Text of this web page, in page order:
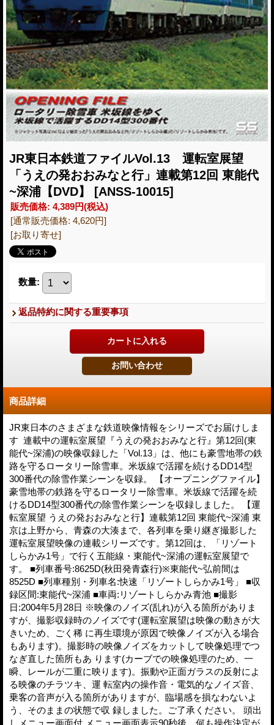
JR東日本鉄道ファイルVol.13 運転室展望
「うえの発おおみなと行」連載第12回 東能代
~深浦【DVD】
[ANSS-10015]
販売価格: 4,389円(税込)
[通常販売価格: 4,620円]
[お取り寄せ]
数量:
返品特約に関する重要事項
商品詳細
JR東日本のさまざまな鉄道映像情報をシリーズでお届けしま
す 連載中の運転室展望『うえの発おおみなと行』第12回(東
能代~深浦)の映像収録した「Vol.13」は、他にも豪雪地帯の鉄
路を守るロータリー除雪車。米坂線で活躍を続けるDD14型
300番代の除雪作業シーンを収録。 【オープニングファイル】
豪雪地帯の鉄路を守るロータリー除雪車。米坂線で活躍を続
けるDD14型300番代の除雪作業シーンを収録しました。 【運
転室展望 うえの発おおみなと行】連載第12回 東能代~深浦 東
京は上野から、青森の大湊まで、各列車を乗り継ぎ撮影した
運転室展望映像の連載シリーズです。第12回は、「リゾート
しらかみ1号」で行く五能線・東能代~深浦の運転室展望で
す。 ■列車番号:8625D(秋田発青森行)※東能代~弘前間は
8525D ■列車種別・列車名:快速「リゾートしらかみ1号」 ■収
録区間:東能代~深浦 ■車両:リゾートしらかみ青池 ■撮影
日:2004年5月28日 ※映像のノイズ(乱れ)が入る箇所がありま
すが、撮影収録時のノイズです(運転室展望は映像の動きが大
きいため、ごく稀 に再生環境が原因で映像ノイズが入る場合
もあります)。撮影時の映像ノイズをカットして映像処理でつ
なぎ直した箇所もあ ります(カーブでの映像処理のため、一
瞬、レールが二重に映ります)。振動や正面ガラスの反射によ
る映像のチラツキ、運 転室内の操作音・電気的なノイズ音、
乗客の音声が入る箇所がありますが、臨場感を損なわないよ
う、そのままの状態で収 録しました。ご了承ください。 頭出